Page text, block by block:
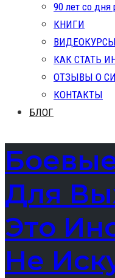
90 лет со
КНИГИ
ВИДЕОКУРСЫ
КАК СТАТЬ
ОТЗЫВЫ О
КОНТАКТЫ
БЛОГ
Для
Это
Не